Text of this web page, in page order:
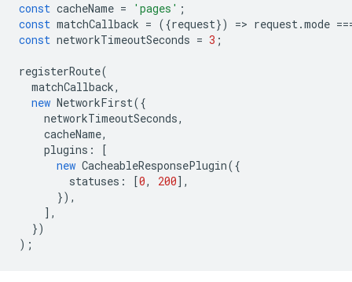
const cacheName = 'pages' ;
const matchCallback = ({request}) => request.mode
const networkTimeoutSeconds = 3 ;
registerRoute(
matchCallback,
new NetworkFirst({
networkTimeoutSeconds,
cacheName,
plugins :
[
new CacheableResponsePlugin({
statuses : [0, 200],
}),
],
})
);